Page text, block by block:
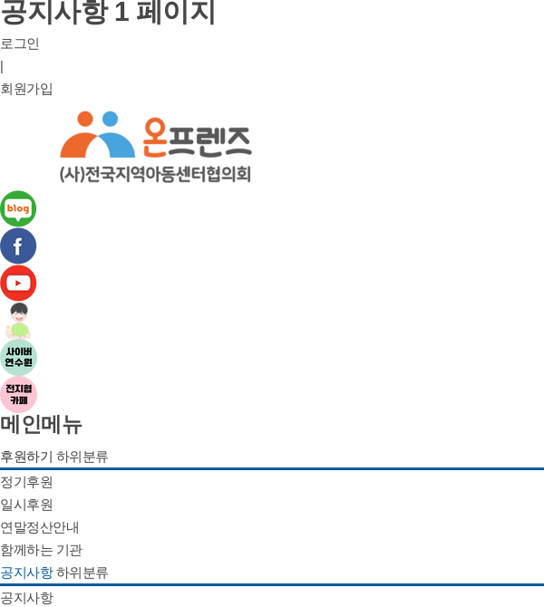
공지사항 1 페이지
로그인
|
회원가입
메인메뉴
후원하기 하위분류
정기후원
일시후원
연말정산안내
함께하는 기관
공지사항 하위분류
공지사항